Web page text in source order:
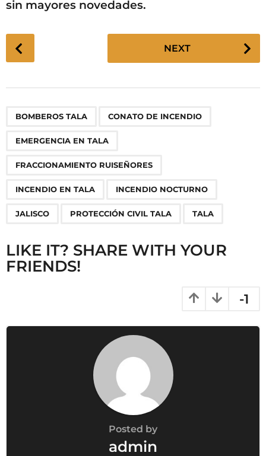
sin mayores novedades.
P
o
n
NEXT
BOMBEROS TALA CONATO DE INCENDIO
EMERGENCIA EN TALA
FRACCIONAMIENTO RUISEÑORES
INCENDIO EN TALA INCENDIO NOCTURNO
JALISCO PROTECCIÓN CIVIL TALA TALA
LIKE IT? SHARE WITH YOUR
FRIENDS!
-1
Posted by
admin